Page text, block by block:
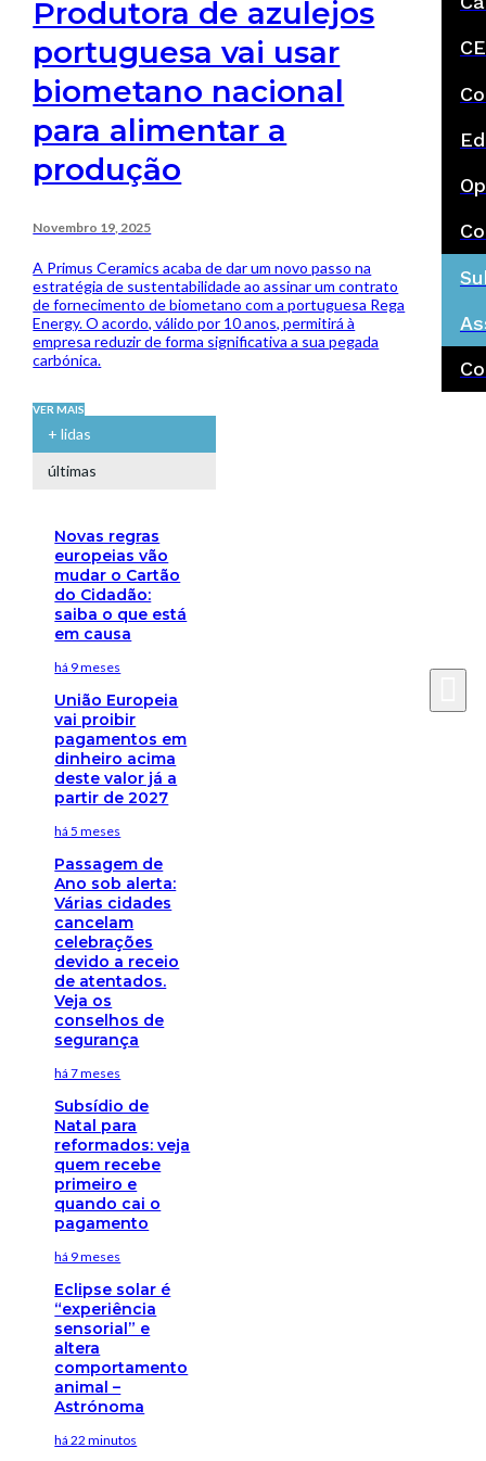
Produtora de azulejos
portuguesa vai usar
biometano nacional
para alimentar a
produção
Novembro 19, 2025
A Primus Ceramics acaba de dar um novo passo na
estratégia de sustentabilidade ao assinar um contrato
de fornecimento de biometano com a portuguesa Rega
Energy. O acordo, válido por 10 anos, permitirá à
empresa reduzir de forma significativa a sua pegada
carbónica.
VER MAIS
+ lidas
últimas
Novas regras
europeias vão
mudar o Cartão
do Cidadão:
saiba o que está
em causa
há 9 meses
União Europeia
vai proibir
pagamentos em
dinheiro acima
deste valor já a
partir de 2027
há 5 meses
Passagem de
Ano sob alerta:
Várias cidades
cancelam
celebrações
devido a receio
de atentados.
Veja os
conselhos de
segurança
há 7 meses
Subsídio de
Natal para
reformados: veja
quem recebe
primeiro e
quando cai o
pagamento
há 9 meses
Eclipse solar é
“experiência
sensorial” e
altera
comportamento
animal –
Astrónoma
há 22 minutos